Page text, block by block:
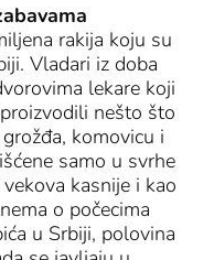
rakija koju su
Vladari iz doba
lekare koji
nešto što
komovicu i
samo u svrhe
kasnije i kao
o počecima
u Srbiji, polovina